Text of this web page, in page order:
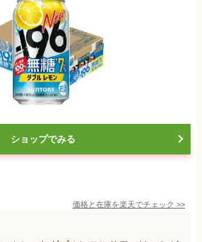
ショップでみる
価格と在庫を楽天でチェック >>